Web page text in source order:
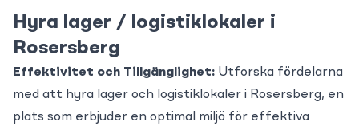
Hyra lager / logistiklokaler i
Rosersberg
Effektivitet och Tillgänglighet: Utforska fördelarna
med att hyra lager och logistiklokaler i Rosersberg, en
plats som erbjuder en optimal miljö för effektiva